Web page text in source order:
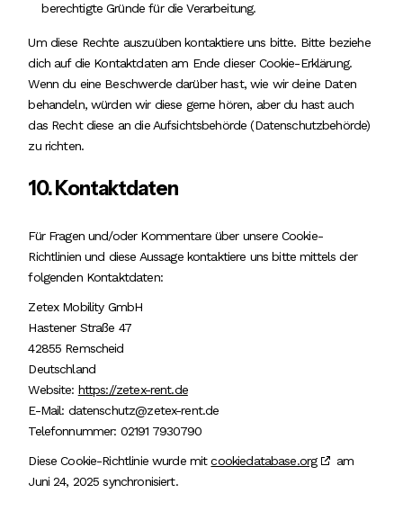
berechtigte Gründe für die Verarbeitung.
Um diese Rechte auszuüben kontaktiere uns bitte. Bitte beziehe
dich auf die Kontaktdaten am Ende dieser Cookie-Erklärung.
Wenn du eine Beschwerde darüber hast, wie wir deine Daten
behandeln, würden wir diese gerne hören, aber du hast auch
das Recht diese an die Aufsichtsbehörde (Datenschutzbehörde)
zu richten.
10. Kontaktdaten
Für Fragen und/oder Kommentare über unsere Cookie-
Richtlinien und diese Aussage kontaktiere uns bitte mittels der
folgenden Kontaktdaten:
Zetex Mobility GmbH
Hastener Straße 47
42855 Remscheid
Deutschland
Website: https://zetex-rent.de
E-Mail: datenschutz@zetex-rent.de
Telefonnummer: 02191 7930790
Diese Cookie-Richtlinie wurde mitcookiedatabase.org
am
Juni 24, 2025 synchronisiert.